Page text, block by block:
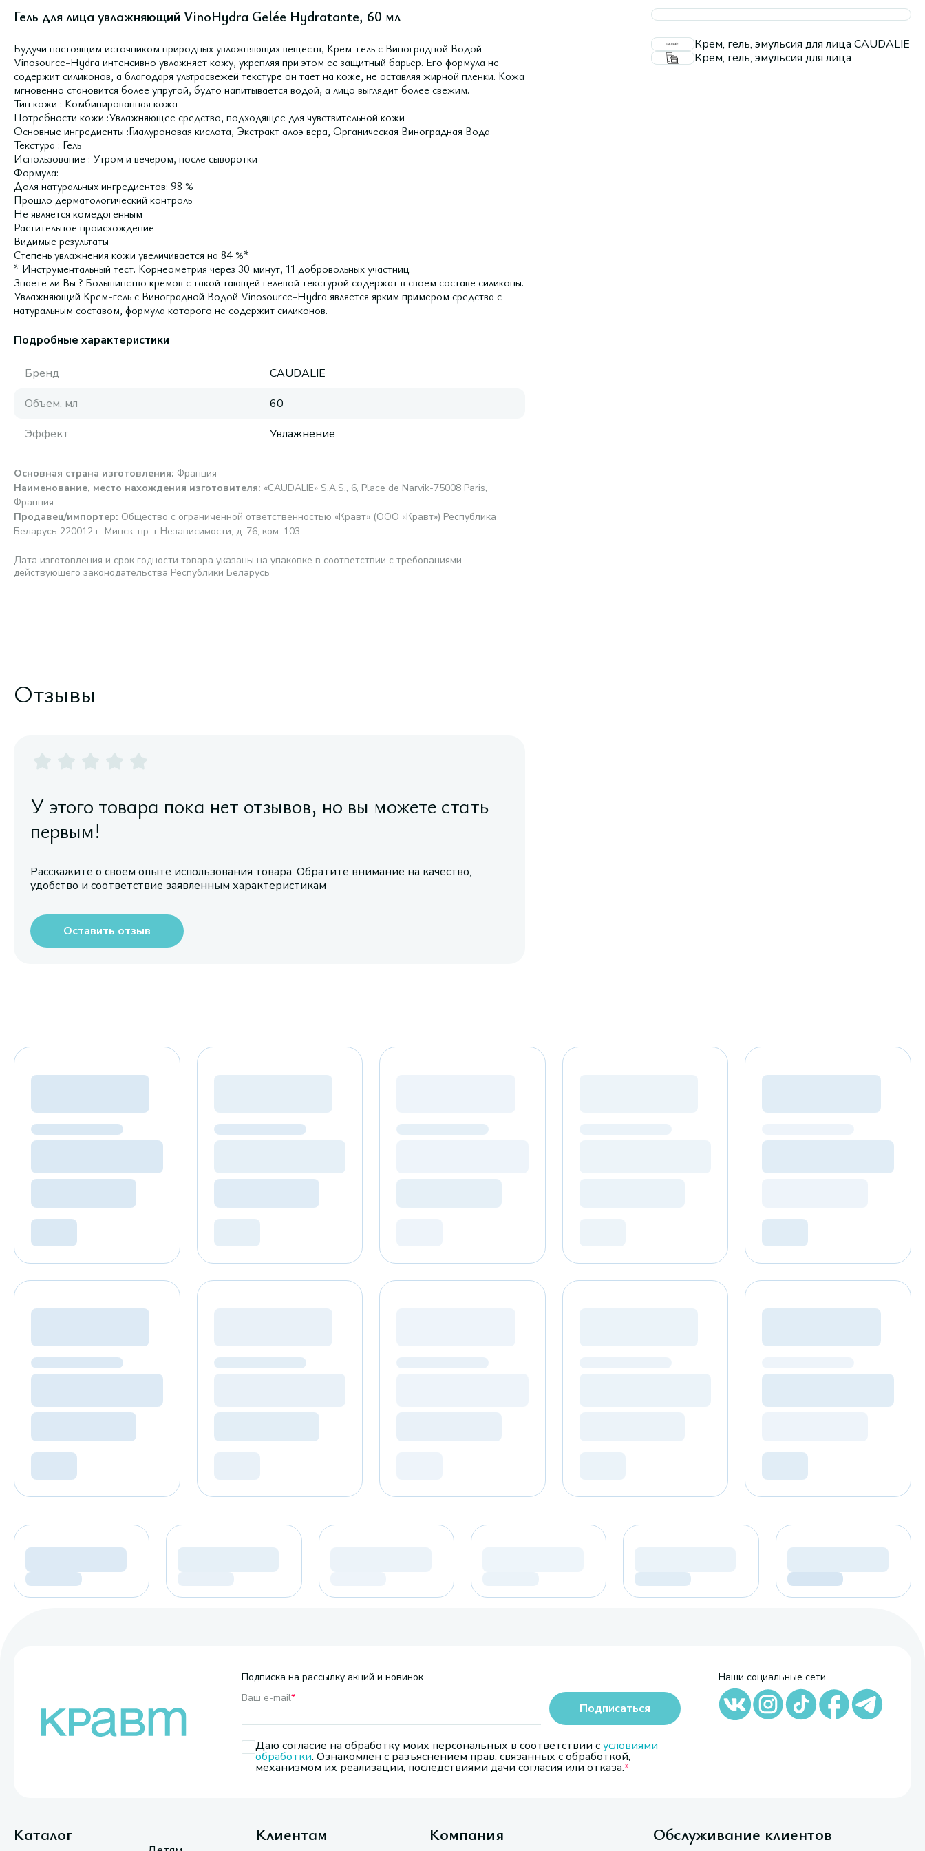
Гель для лица увлажняющий VinoHydra Gelée Hydratante, 60 мл
Будучи настоящим источником природных увлажняющих веществ, Крем-гель с Виноградной Водой
Vinosource-Hydra интенсивно увлажняет кожу, укрепляя при этом ее защитный барьер. Его формула не
содержит силиконов, а благодаря ультрасвежей текстуре он тает на коже, не оставляя жирной пленки. Кожа
мгновенно становится более упругой, будто напитывается водой, а лицо выглядит более свежим.
Тип кожи : Комбинированная кожа
Потребности кожи :Увлажняющее средство, подходящее для чувствительной кожи
Основные ингредиенты :Гиалуроновая кислота, Экстракт алоэ вера, Органическая Виноградная Вода
Текстура : Гель
Использование : Утром и вечером, после сыворотки
Формула:
Доля натуральных ингредиентов: 98 %
Прошло дерматологический контроль
Не является комедогенным
Растительное происхождение
Видимые результаты
Степень увлажнения кожи увеличивается на 84 %*
* Инструментальный тест. Корнеометрия через 30 минут, 11 добровольных участниц.
Знаете ли Вы ? Большинство кремов с такой тающей гелевой текстурой содержат в своем составе силиконы.
Увлажняющий Крем-гель с Виноградной Водой Vinosource-Hydra является ярким примером средства с
натуральным составом, формула которого не содержит силиконов.
Подробные характеристики
Бренд
CAUDALIE
Объем, мл
60
Эффект
Увлажнение
Основная страна изготовления: Франция
Наименование, место нахождения изготовителя: «CAUDALIE» S.A.S., 6, Place de Narvik-75008 Paris,
Франция.
Продавец/импортер: Общество с ограниченной ответственностью «Кравт» (ООО «Кравт») Республика
Беларусь 220012 г. Минск, пр-т Независимости, д. 76, ком. 103
Дата изготовления и срок годности товара указаны на упаковке в соответствии с требованиями
действующего законодательства Республики Беларусь
Крем, гель, эмульсия для лица CAUDALIE
Крем, гель, эмульсия для лица
Отзывы
У этого товара пока нет отзывов, но вы можете стать
первым!
Расскажите о своем опыте использования товара. Обратите внимание на качество,
удобство и соответствие заявленным характеристикам
Оставить отзыв
Подписка на рассылку акций и новинок
Ваш e-mail*
Даю согласие на обработку моих персональных в соответствии сусловиями
обработки. Ознакомлен с разъяснением прав, связанных с обработкой,
механизмом их реализации, последствиями дачи согласия или отказа.
Подписаться
Наши социальные сети
Каталог Клиентам Компания Обслуживание клиентов